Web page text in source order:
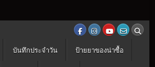
บันทึกประจำวัน ป้ายยาของน่าซื้อ